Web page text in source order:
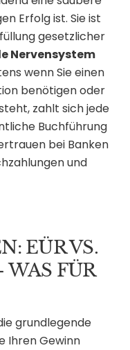
Erfolg ist. Sie ist
gesetzlicher
Nervensystem
wenn Sie einen
benötigen oder
zahlt sich jede
Buchführung
bei Banken
und
EÜR VS.
FÜR
grundlegende
Ihren Gewinn